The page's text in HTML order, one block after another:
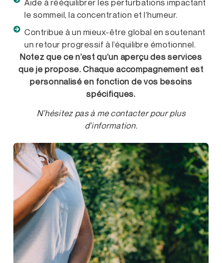
Aide à rééquilibrer les perturbations impactant
le sommeil, la concentration et l’humeur.
Contribue à un mieux-être global en soutenant
un retour progressif à l’équilibre émotionnel.
Notez que ce n’est qu’un aperçu des services
que je propose. Chaque accompagnement est
personnalisé en fonction de vos besoins
spécifiques.
N’hésitez pas à me contacter pour plus
d’information.